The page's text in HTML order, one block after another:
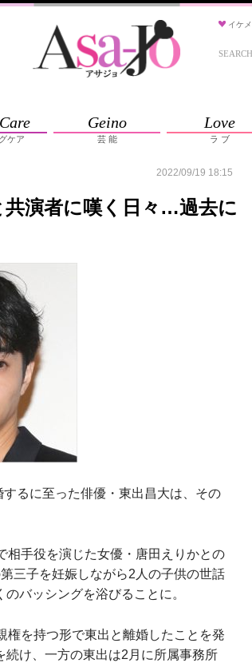
イケ
SEARCH
ケア
Geino
芸 能
Love
ラ ブ
2022/09/19 18:15
共演者に嘆く日々…過去に
るに至った俳優・東出昌大は、その
手役を演じた女優・唐田えりかとの
三子を妊娠しながら2人の子供の世話
バッシングを浴びることに。
を持つ形で東出と離婚したことを発
け、一方の東出は2月に所属事務所